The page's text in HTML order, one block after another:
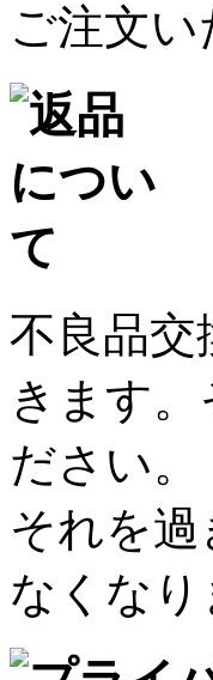
ご注文
不良品交
きます
ださい。
それを
なくな